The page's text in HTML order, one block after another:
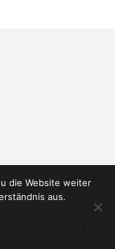
die Website weiter
aus.